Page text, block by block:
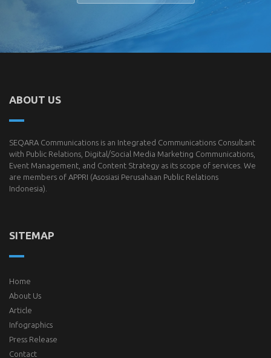
ABOUT US
SEQARA Communications is an Integrated Communications Consultant
with Public Relations, Digital/Social Media Marketing Communications,
Event Management, and Content Strategy as its scope of services. We
are members of APPRI (Asosiasi Perusahaan Public Relations
Indonesia).
SITEMAP
Home
About Us
Article
Infographics
Press Release
Contact